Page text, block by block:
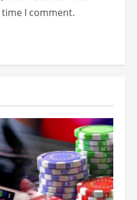
I comment.